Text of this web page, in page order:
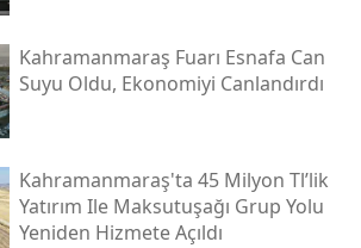
Kahramanmaraş Fuarı Esnafa Can
Suyu Oldu, Ekonomiyi Canlandırdı
Kahramanmaraş'ta 45 Milyon Tl’lik
Yatırım Ile Maksutuşağı Grup Yolu
Yeniden Hizmete Açıldı